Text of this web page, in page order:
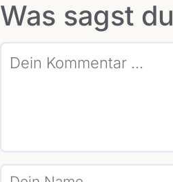
Was sagst